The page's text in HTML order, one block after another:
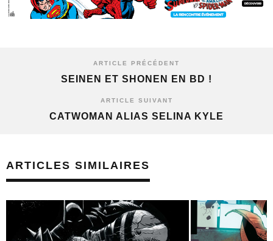
ARTICLE PRÉCÉDENT
SEINEN ET SHONEN EN BD !
ARTICLE SUIVANT
CATWOMAN ALIAS SELINA KYLE
ARTICLES SIMILAIRES